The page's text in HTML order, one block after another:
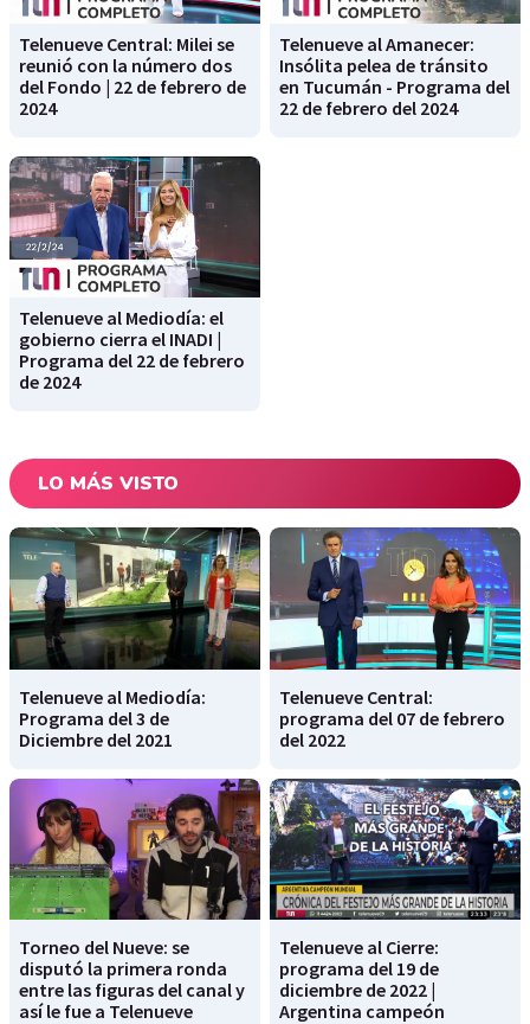
Telenueve Central: Milei se
reunió con la número dos
del Fondo | 22 de febrero de
2024
Telenueve al Amanecer:
Insólita pelea de tránsito
en Tucumán - Programa del
22 de febrero del 2024
Telenueve al Mediodía: el
gobierno cierra el INADI |
Programa del 22 de febrero
de 2024
LO MÁS VISTO
Telenueve al Mediodía:
Programa del 3 de
Diciembre del 2021
Telenueve Central:
programa del 07 de febrero
del 2022
Torneo del Nueve: se
disputó la primera ronda
entre las figuras del canal y
así le fue a Telenueve
Telenueve al Cierre:
programa del 19 de
diciembre de 2022 |
Argentina campeón